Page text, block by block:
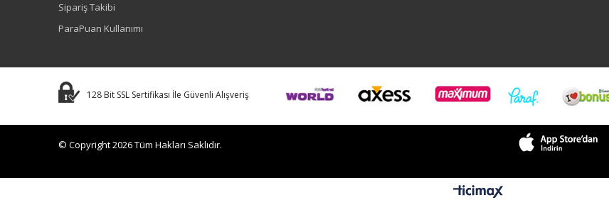
Sezon : YAZLIK
Renk
Sezon
Sipariş Takibi
ParaPuan Kullanımı
128 Bit SSL Sertifikası İle Güvenli Alışveriş
© Copyright 2026 Tüm Hakları Saklıdır.